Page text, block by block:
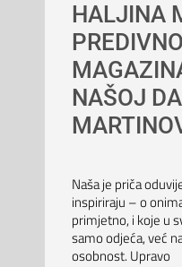
HALJINA
NAŠOJ
Naša je priča
inspiriraju – o
primjetno, i koje u
samo odjeća, već
osobnost. Upravo